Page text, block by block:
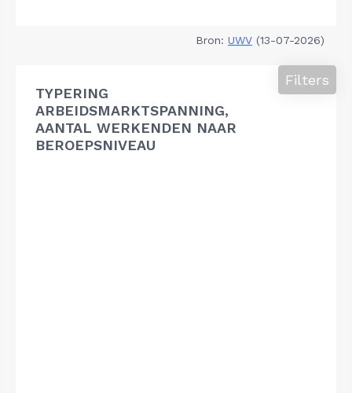
Bron: UWV (13-07-2026)
TYPERING
ARBEIDSMARKTSPANNING,
AANTAL WERKENDEN NAAR
BEROEPSNIVEAU
Filters